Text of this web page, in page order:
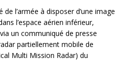
l’armée à disposer d’une image
l’espace aérien inférieur,
un communiqué de presse
partiellement mobile de
Multi Mission Radar) du